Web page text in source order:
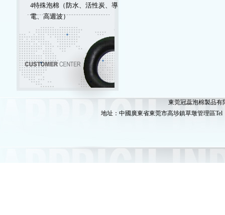
4特殊泡棉（防水、活性炭、導
電、高週波）
東莞冠蕊泡棉製品有
地址：中國廣東省東莞市高埗鎮草墩管理區Tel